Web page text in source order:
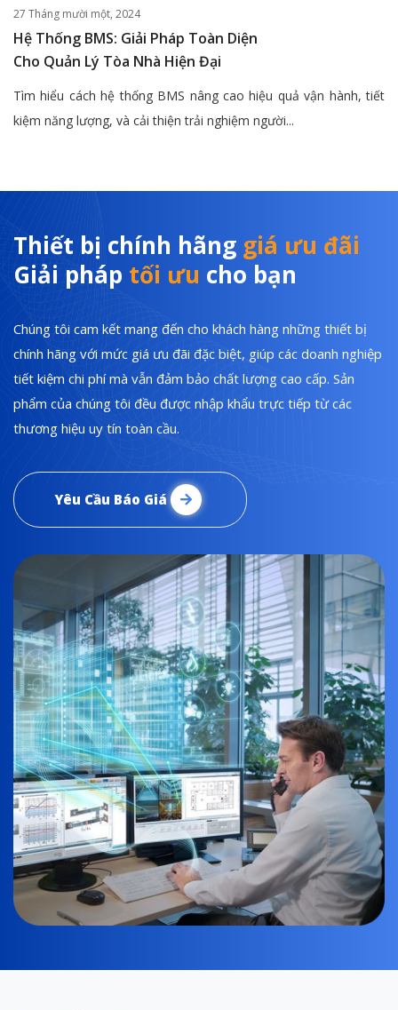
27 Tháng mười một, 2024
Hệ Thống BMS: Giải Pháp Toàn Diện
Cho Quản Lý Tòa Nhà Hiện Đại
Tìm hiểu cách hệ thống BMS nâng cao hiệu quả vận hành, tiết
kiệm năng lượng, và cải thiện trải nghiệm người...
Thiết bị chính hãng giá ưu đãi
Giải pháp tối ưu cho bạn
Chúng tôi cam kết mang đến cho khách hàng những thiết bị
chính hãng với mức giá ưu đãi đặc biệt, giúp các doanh nghiệp
tiết kiệm chi phí mà vẫn đảm bảo chất lượng cao cấp. Sản
phẩm của chúng tôi đều được nhập khẩu trực tiếp từ các
thương hiệu uy tín toàn cầu.
Yêu Cầu Báo Giá